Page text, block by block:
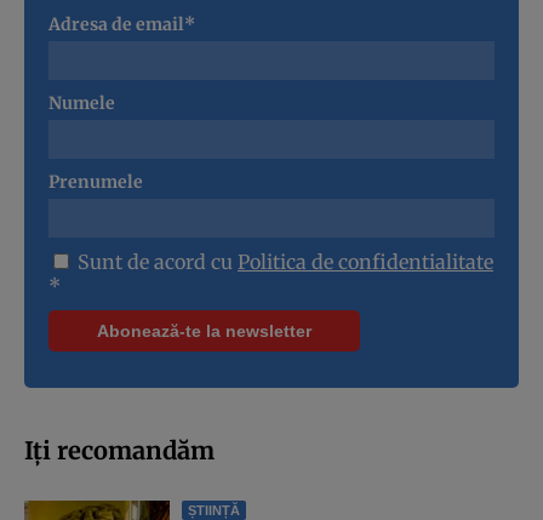
Adresa de email*
Numele
Prenumele
Sunt de acord cu Politica de confidentialitate
*
Iți recomandăm
ȘTIINȚĂ